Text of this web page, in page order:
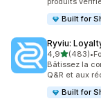
Built for
Ryviu:
4,9étoile(s)
(483)
483 avis au•
Bâtissez la
Q&R et aux
Built for